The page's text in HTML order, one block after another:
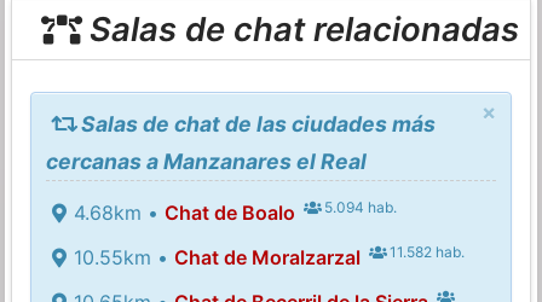
Salas de chat relacionadas
×
Salas de chat de las ciudades más
cercanas a Manzanares el Real
4.68km • Chat de Boalo 5.094 hab.
10.55km • Chat de Moralzarzal 11.582 hab.